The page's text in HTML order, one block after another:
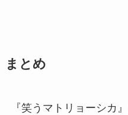
まとめ
『笑うマトリョーシカ